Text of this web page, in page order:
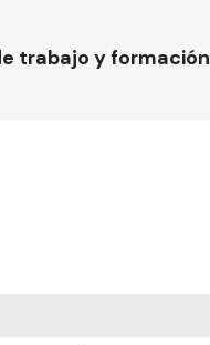
trabajo y formación